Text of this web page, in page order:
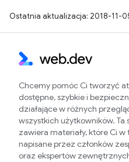
Ostatnia aktualizacja: 2018-11-
Chcemy pomóc Ci tworzyć
dostępne, szybkie i
działające w różnych
wszystkich użytkowników. Ta
zawiera materiały, które Ci
napisane przez członków
oraz ekspertów